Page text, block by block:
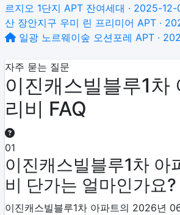
르지오 1단지 APT 잔여세대 · 2025-12-
산 장안지구 우미 린 프리미어 APT ·
일광 노르웨이숲 오션포레 APT ·
자주 묻는 질문
이진캐스빌블루1차
리비 FAQ
01
이진캐스빌블루1차 아
비 단가는 얼마인가요?
이진캐스빌블루1차 아파트의 2026년